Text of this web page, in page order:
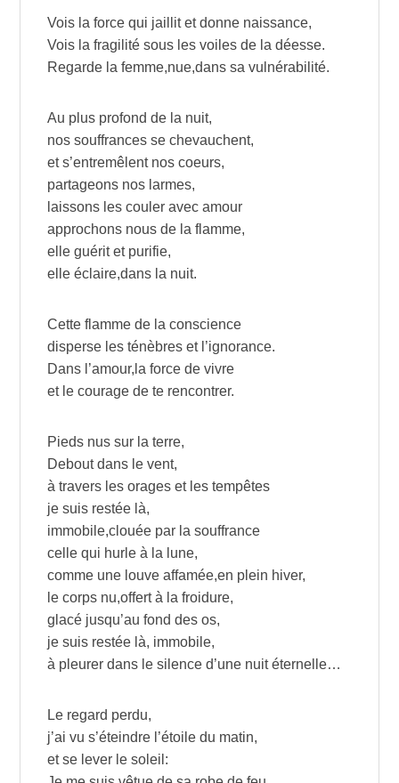
Vois la force qui jaillit et donne naissance,
Vois la fragilité sous les voiles de la déesse.
Regarde la femme,nue,dans sa vulnérabilité.
Au plus profond de la nuit,
nos souffrances se chevauchent,
et s’entremêlent nos coeurs,
partageons nos larmes,
laissons les couler avec amour
approchons nous de la flamme,
elle guérit et purifie,
elle éclaire,dans la nuit.
Cette flamme de la conscience
disperse les ténèbres et l’ignorance.
Dans l’amour,la force de vivre
et le courage de te rencontrer.
Pieds nus sur la terre,
Debout dans le vent,
à travers les orages et les tempêtes
je suis restée là,
immobile,clouée par la souffrance
celle qui hurle à la lune,
comme une louve affamée,en plein hiver,
le corps nu,offert à la froidure,
glacé jusqu’au fond des os,
je suis restée là, immobile,
à pleurer dans le silence d’une nuit éternelle…
Le regard perdu,
j’ai vu s’éteindre l’étoile du matin,
et se lever le soleil: